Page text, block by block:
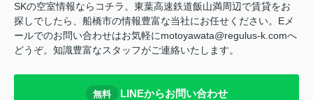
SKの空室情報ならコチラ。東葉高速鉄道飯山満周辺で賃貸をお
探しでしたら、船橋市の情報豊富な当社にお任せください。Eメ
ールでのお問い合わせはお気軽にmotoyawata@regulus-k.comへ
どうぞ。知識豊富なスタッフがご連絡いたします。
無料 LINEからお問い合わせ